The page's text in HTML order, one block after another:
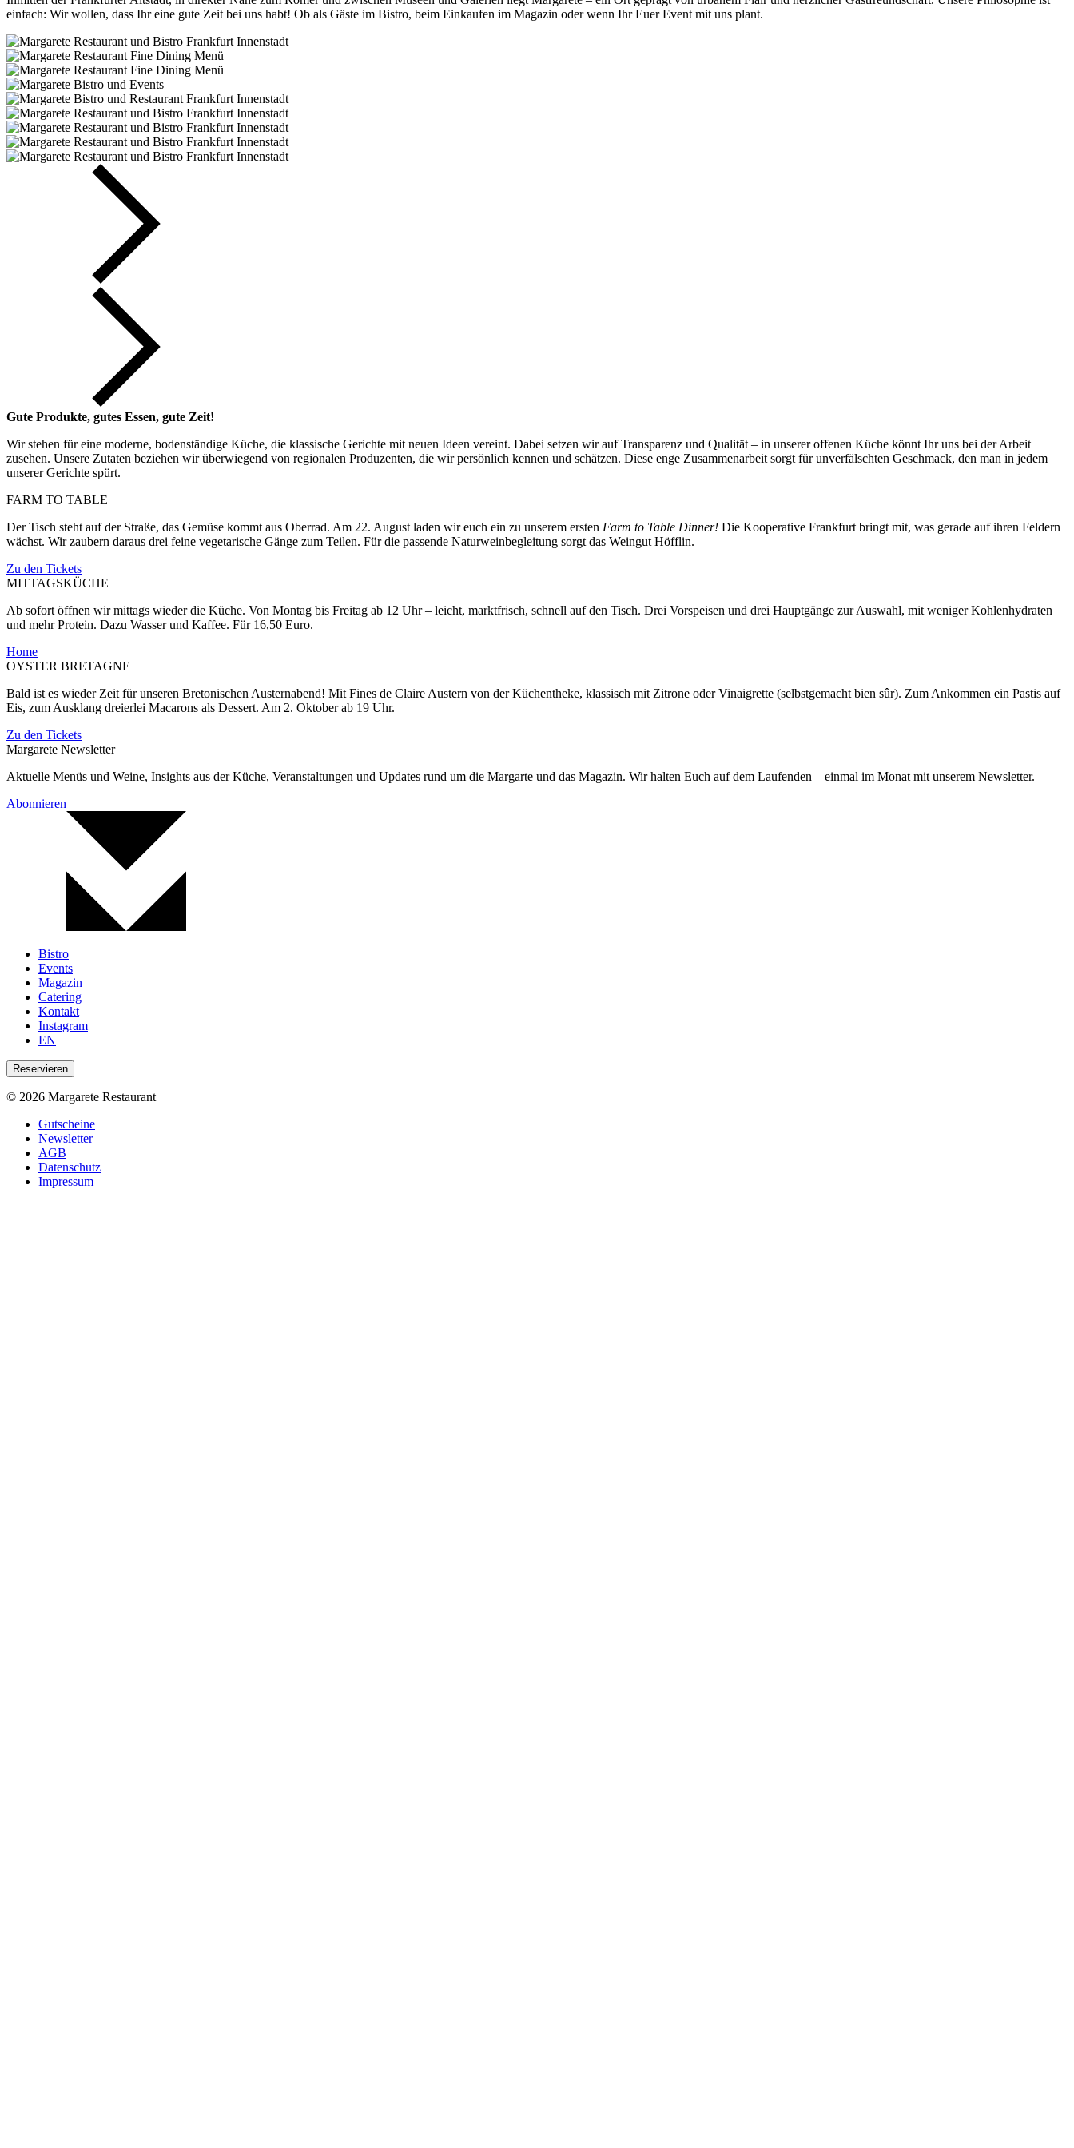
einfach: Wir wollen, dass Ihr eine gute Zeit bei uns habt! Ob als Gäste im Bistro, beim Einkaufen im Magazin oder wenn Ihr Euer Event mit uns plant.
Gute Produkte, gutes Essen, gute Zeit!
Wir stehen für eine moderne, bodenständige Küche, die klassische Gerichte mit neuen Ideen vereint. Dabei setzen wir auf Transparenz und Qualität – in unserer offenen Küche könnt Ihr uns bei der Arbeit
zusehen. Unsere Zutaten beziehen wir überwiegend von regionalen Produzenten, die wir persönlich kennen und schätzen. Diese enge Zusammenarbeit sorgt für unverfälschten Geschmack, den man in jedem
unserer Gerichte spürt.
FARM TO TABLE
Der Tisch steht auf der Straße, das Gemüse kommt aus Oberrad. Am 22. August laden wir euch ein zu unserem ersten Farm to Table Dinner! Die Kooperative Frankfurt bringt mit, was gerade auf ihren Feldern
wächst. Wir zaubern daraus drei feine vegetarische Gänge zum Teilen. Für die passende Naturweinbegleitung sorgt das Weingut Höfflin.
Zu den Tickets
MITTAGSKÜCHE
Ab sofort öffnen wir mittags wieder die Küche. Von Montag bis Freitag ab 12 Uhr – leicht, marktfrisch, schnell auf den Tisch. Drei Vorspeisen und drei Hauptgänge zur Auswahl, mit weniger Kohlenhydraten
und mehr Protein. Dazu Wasser und Kaffee. Für 16,50 Euro.
Home
OYSTER BRETAGNE
Bald ist es wieder Zeit für unseren Bretonischen Austernabend! Mit Fines de Claire Austern von der Küchentheke, klassisch mit Zitrone oder Vinaigrette (selbstgemacht bien sûr). Zum Ankommen ein Pastis auf
Eis, zum Ausklang dreierlei Macarons als Dessert. Am 2. Oktober ab 19 Uhr.
Zu den Tickets
Margarete Newsletter
Aktuelle Menüs und Weine, Insights aus der Küche, Veranstaltungen und Updates rund um die Margarte und das Magazin. Wir halten Euch auf dem Laufenden – einmal im Monat mit unserem Newsletter.
Abonnieren
Bistro
Events
Magazin
Catering
Kontakt
Instagram
EN
Reservieren
© 2026 Margarete Restaurant
Gutscheine
Newsletter
AGB
Datenschutz
Impressum